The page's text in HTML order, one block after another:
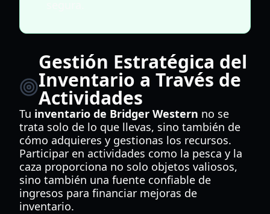
Gestión Estratégica del
Inventario a Través de
Actividades
Tu inventario de Bridger Western no se
trata solo de lo que llevas, sino también de
cómo adquieres y gestionas los recursos.
Participar en actividades como la pesca y la
caza proporciona no solo objetos valiosos,
sino también una fuente confiable de
ingresos para financiar mejoras de
inventario.